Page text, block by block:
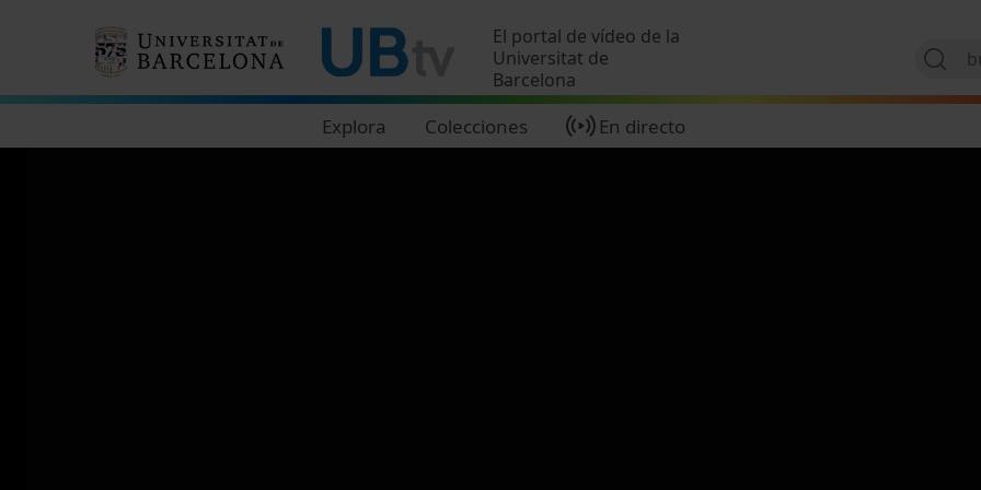
El portal de vídeo de la
Universitat de
Barcelona
Explora Colecciones En directo